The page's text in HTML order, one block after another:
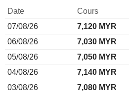
Date Cours
07/08/26
7,120 MYR
06/08/26
7,030 MYR
05/08/26
7,050 MYR
04/08/26
7,140 MYR
03/08/26
7,080 MYR